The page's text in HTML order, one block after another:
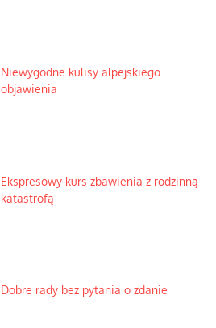
Niewygodne kulisy alpejskiego
objawienia
Ekspresowy kurs zbawienia z rodzinną
katastrofą
Dobre rady bez pytania o zdanie